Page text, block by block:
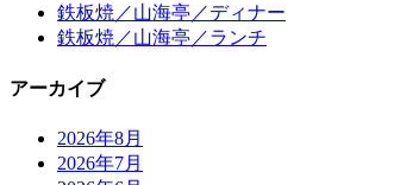
鉄板焼／山海亭／ディナー
鉄板焼／山海亭／ランチ
アーカイブ
2026年8月
2026年7月